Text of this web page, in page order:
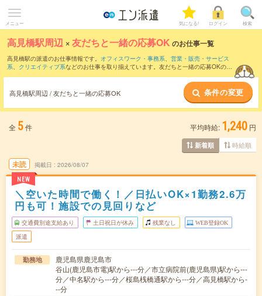
メニュー 気になる! ログイン 検索
高見橋駅周辺 ×友だちと一緒の応募OK のお仕事一覧
高見橋駅の派遣のお仕事情報です。 オフィスワーク・事務系、 営業・販売・サービス
系、 クリエイティブ系などのお仕事を取り揃えています。友だちと一緒の応募OKの条
高見橋駅周辺 / 友だちと一緒の応募OK 条件の変更
全 5件 平均時給: 1,240 円
新着順 時給順
未読
NEW
掲載日 2026/08/07
＼空いた時間で働く！／日払いOK×1勤務2.6万
円も可！施設での見回りなど
交通費別途支給あり 土日祝日が休み 残業なし WEB登録OK
派遣
勤務地
鹿児島県鹿児島市
谷山(鹿児島市電)駅から---分／市立病院前(鹿児島県)駅から---
分／中名駅から---分／桜島桟橋通駅から---分／高見橋駅から-
--分